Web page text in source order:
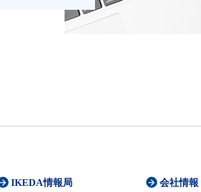
IKEDA情報局 会社情報